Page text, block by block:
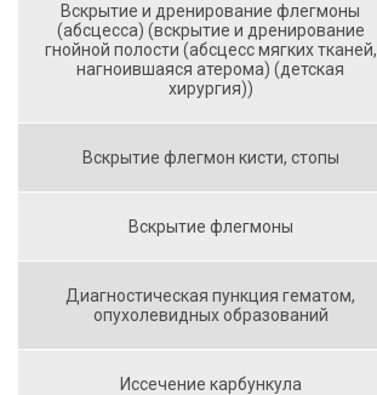
Вскрытие и дренирование флегмоны
(абсцесса) (вскрытие и дренирование
гнойной полости (абсцесс мягких тканей,
нагноившаяся атерома) (детская
хирургия))
Вскрытие флегмон кисти, стопы
Вскрытие флегмоны
Диагностическая пункция гематом,
опухолевидных образований
Иссечение карбункула